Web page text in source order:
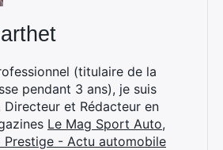
(titulaire de la
pendant 3 ans), je suis
Directeur et Rédacteur en
Le Mag Sport Auto,
Prestige - Actu automobile